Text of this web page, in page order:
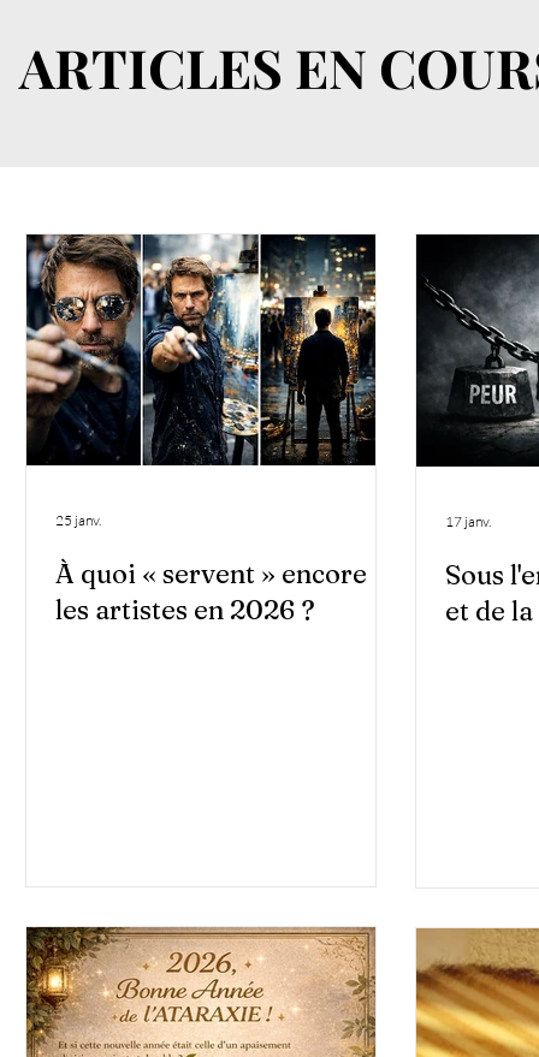
À quoi « servent » encore
les artistes en 2026 ?
25 janv.
Sous
et de
17 janv.